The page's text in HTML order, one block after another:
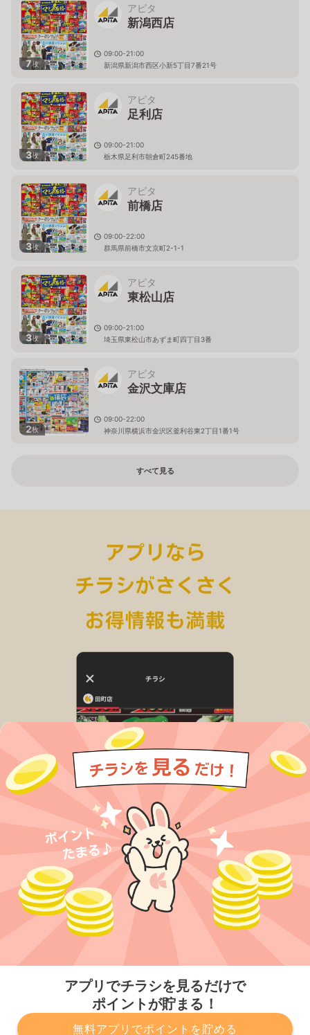
アプリでチラシを見るだけで
ポイントが貯まる！
無料アプリでポイントを貯める
7枚
アピタ
新潟西店
09:00-21:00
新潟県新潟市西区小新5丁目7番21号
3枚
アピタ
足利店
09:00-21:00
栃木県足利市朝倉町245番地
3枚
アピタ
前橋店
09:00-22:00
群馬県前橋市文京町2-1-1
3枚
アピタ
東松山店
09:00-21:00
埼玉県東松山市あずま町四丁目3番
2枚
アピタ
金沢文庫店
09:00-22:00
神奈川県横浜市金沢区釜利谷東2丁目1番1号
すべて見る